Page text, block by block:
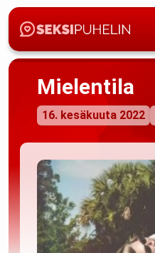
Mielentila
16. kesäkuuta 2022